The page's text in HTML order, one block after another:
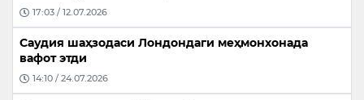
17:03 / 12.07.2026
Саудия шаҳзодаси Лондондаги меҳмонхонада
вафот этди
14:10 / 24.07.2026